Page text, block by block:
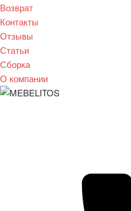
Возврат
Контакты
Отзывы
Статьи
Сборка
О компании